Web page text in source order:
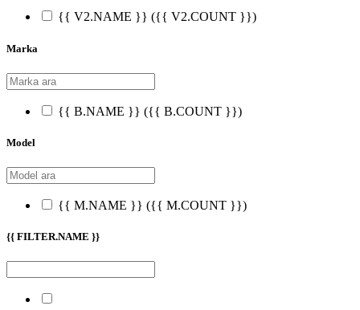
{{ V2.NAME }} ({{ V2.COUNT }})
Marka
{{ B.NAME }} ({{ B.COUNT }})
Model
{{ M.NAME }} ({{ M.COUNT }})
{{ FILTER.NAME }}